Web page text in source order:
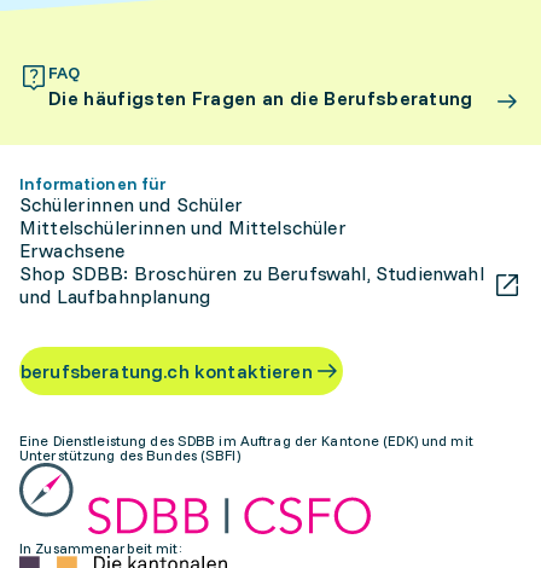
FAQ
Die häufigsten Fragen an die Berufsberatung
Informationen für
Schülerinnen und Schüler
Mittelschülerinnen und Mittelschüler
Erwachsene
Shop SDBB: Broschüren zu Berufswahl, Studienwahl
und Laufbahnplanung
berufsberatung.ch kontaktieren
Eine Dienstleistung des SDBB im Auftrag der Kantone (EDK) und mit
Unterstützung des Bundes (SBFI)
In Zusammenarbeit mit: